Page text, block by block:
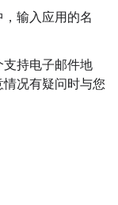
，输入应用的名
持电子邮件地
况有疑问时与您